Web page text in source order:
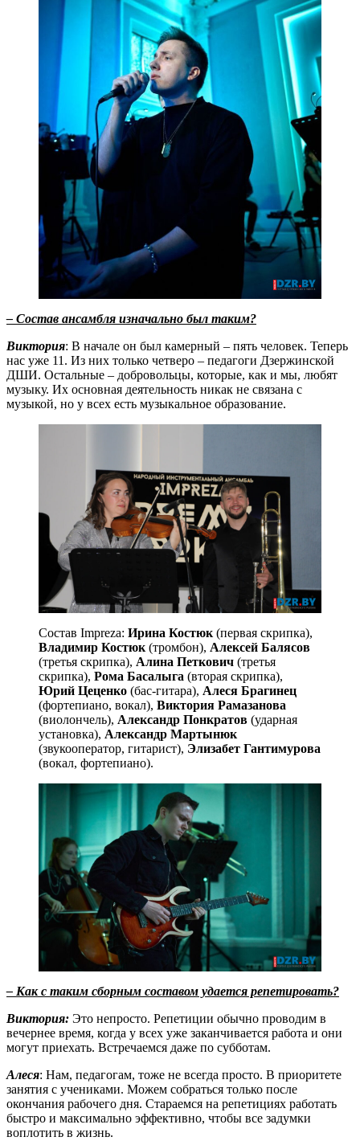
– Состав ансамбля изначально был таким?
Виктория: В начале он был камерный – пять человек. Теперь
нас уже 11. Из них только четверо – педагоги Дзержинской
ДШИ. Остальные – добровольцы, которые, как и мы, любят
музыку. Их основная деятельность никак не связана с
музыкой, но у всех есть музыкальное образование.
Состав Impreza: Ирина Костюк (первая скрипка),
Владимир Костюк (тромбон), Алексей Балясов
(третья скрипка), Алина Петкович (третья
скрипка), Рома Басалыга (вторая скрипка),
Юрий Цеценко (бас-гитара), Алеся Брагинец
(фортепиано, вокал), Виктория Рамазанова
(виолончель), Александр Понкратов (ударная
установка), Александр Мартынюк
(звукооператор, гитарист), Элизабет Гантимурова
(вокал, фортепиано).
– Как с таким сборным составом удается репетировать?
Виктория: Это непросто. Репетиции обычно проводим в
вечернее время, когда у всех уже заканчивается работа и они
могут приехать. Встречаемся даже по субботам.
Алеся: Нам, педагогам, тоже не всегда просто. В приоритете
занятия с учениками. Можем собраться только после
окончания рабочего дня. Стараемся на репетициях работать
быстро и максимально эффективно, чтобы все задумки
воплотить в жизнь.